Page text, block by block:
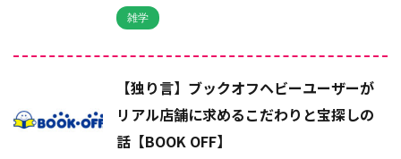
雑学
【独り言】ブックオフヘビーユーザーが
リアル店舗に求めるこだわりと宝探しの
話【BOOK OFF】